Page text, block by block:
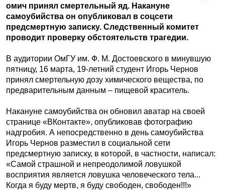
омич принял смертельный яд. Накануне
самоубийства он опубликовал в соцсети
предсмертную записку. Следственный комитет
проводит проверку обстоятельств трагедии.
В аудитории ОмГУ им. Ф. М. Достоевского в минувшую
пятницу, 16 марта, 19-летний студент Игорь Чернов
принял смертельную дозу химического вещества, по
предварительным данным – пищевой краситель.
Накануне самоубийства он обновил аватар на своей
странице «ВКонтакте», опубликовав фотографию
надгробия. А непосредственно в день самоубийства
Игорь Чернов разместил в социальной сети
предсмертную записку, в которой, в частности, написал:
«Самой страшной и непреодолимой ловушкой
восприятия является ловушка человеческого тела...
Когда я буду мертв, я буду свободен, свободен!!!»